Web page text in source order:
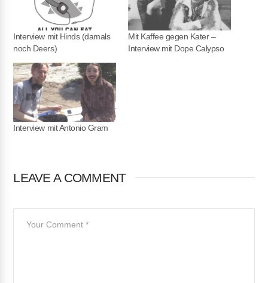
Interview mit Hinds (damals
noch Deers)
Mit Kaffee gegen Kater –
Interview mit Dope Calypso
Interview mit Antonio Gram
LEAVE A COMMENT